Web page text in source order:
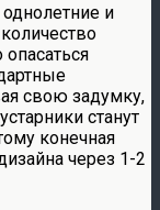
и
свою задумку,
станут
конечная
через 1-2